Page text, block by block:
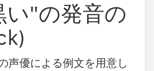
い"の発音の
声優による例文を用意し